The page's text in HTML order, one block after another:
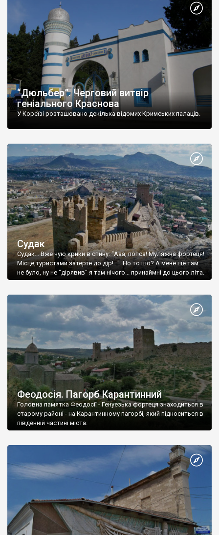
“Дюльбер”. Черговий витвір
геніального Краснова
У Кореїзі розташовано декілька відомих Кримських палаців.
Судак
Судак... Вже чую крики в спину: "Ааа, попса! Муляжна фортеця!
Місце,туристами затерте до дір!..." Но то шо? А мене ще там
не було, ну не "дірявив" я там нічого... принаймні до цього літа.
Феодосія. Пагорб Карантинний
Головна памятка Феодосії - Генуезька фортеця знаходиться в
старому районі - на Карантинному пагорбі, який підноситься в
південній частині міста.